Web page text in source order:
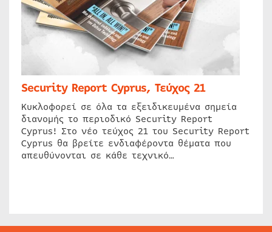
Security Report Cyprus, Τεύχος 21
Κυκλοφορεί σε όλα τα εξειδικευμένα σημεία
διανομής το περιοδικό Security Report
Cyprus! Στο νέο τεύχος 21 του Security Report
Cyprus θα βρείτε ενδιαφέροντα θέματα που
απευθύνονται σε κάθε τεχνικό…